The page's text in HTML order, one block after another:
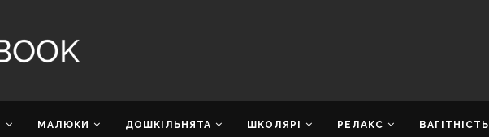
МАЛЮКИ ДОШКІЛЬНЯТА ШКОЛЯРІ РЕЛАКС ВАГІТНІСТЬ